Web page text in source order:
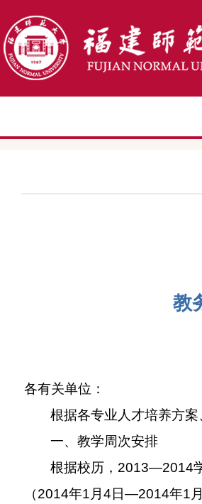
教
各有关单位：
根据各专业人才培养方
一、教学周次安排
根据校历， 2013—2014
（2014年1 月 4 日—2014年1 月